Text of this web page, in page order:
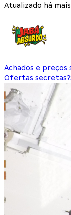
Atualizado há
Achados e preços
Ofertas secretas?